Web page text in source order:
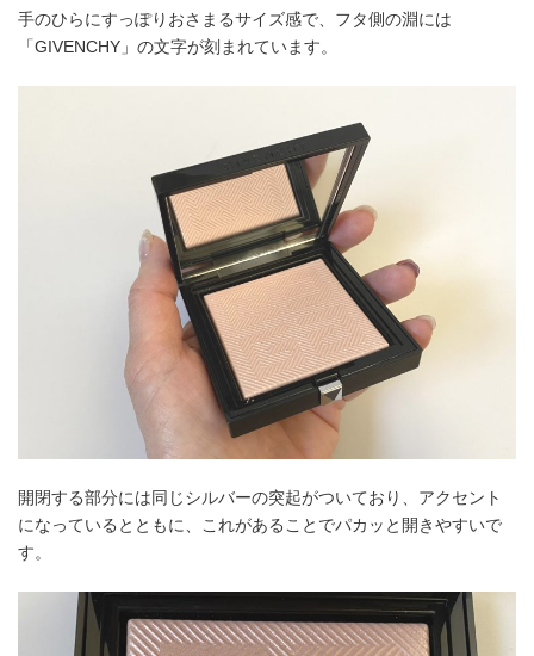
手のひらにすっぽりおさまるサイズ感で、フタ側の淵には
「GIVENCHY」の文字が刻まれています。
開閉する部分には同じシルバーの突起がついており、アクセント
になっているとともに、これがあることでパカッと開きやすいで
す。